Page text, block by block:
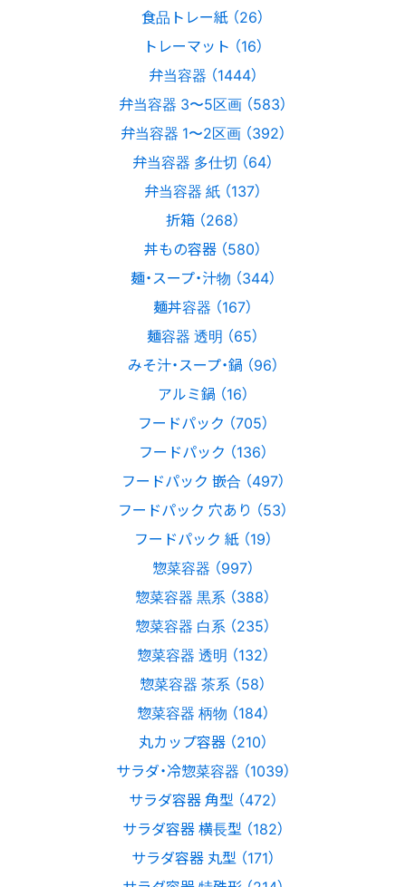
食品トレー紙 （26）
トレーマット （16）
弁当容器 （1444）
弁当容器 3〜5区画 （583）
弁当容器 1〜2区画 （392）
弁当容器 多仕切 （64）
弁当容器 紙 （137）
折箱 （268）
丼もの容器 （580）
麺・スープ・汁物 （344）
麺丼容器 （167）
麺容器 透明 （65）
みそ汁・スープ・鍋 （96）
アルミ鍋 （16）
フードパック （705）
フードパック （136）
フードパック 嵌合 （497）
フードパック 穴あり （53）
フードパック 紙 （19）
惣菜容器 （997）
惣菜容器 黒系 （388）
惣菜容器 白系 （235）
惣菜容器 透明 （132）
惣菜容器 茶系 （58）
惣菜容器 柄物 （184）
丸カップ容器 （210）
サラダ・冷惣菜容器 （1039）
サラダ容器 角型 （472）
サラダ容器 横長型 （182）
サラダ容器 丸型 （171）